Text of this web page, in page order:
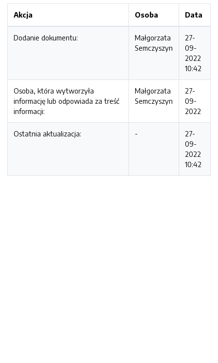
Akcja Osoba Data
Dodanie dokumentu:
Małgorzata
Semczyszyn
27-
09-
2022
10:42
Osoba, która wytworzyła
informację lub odpowiada za treść
informacji:
Małgorzata
Semczyszyn
27-
09-
2022
Ostatnia aktualizacja: -
27-
09-
2022
10:42